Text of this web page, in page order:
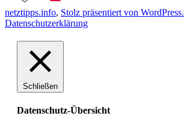
netztipps.info, Stolz präsentiert von WordPress.
Datenschutzerklärung
Schließen
Datenschutz-Übersicht